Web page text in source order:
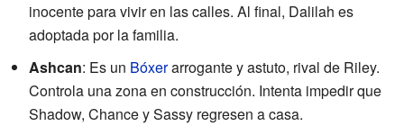
inocente para vivir en las calles. Al final, Dalilah es
adoptada por la familia.
Ashcan: Es un Bóxerarrogante y astuto, rival de Riley.
Controla una zona en construcción. Intenta impedir que
Shadow, Chance y Sassy regresen a casa.